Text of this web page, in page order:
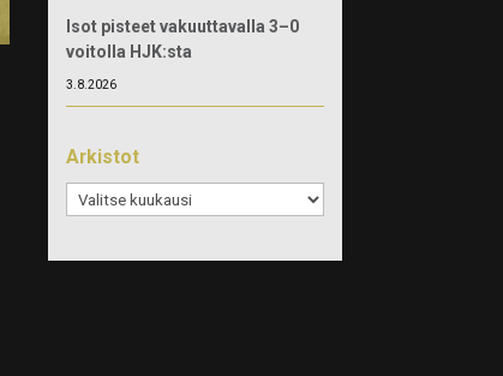
Isot pisteet vakuuttavalla 3–0
voitolla HJK:sta
3.8.2026
Arkistot
Arkistot